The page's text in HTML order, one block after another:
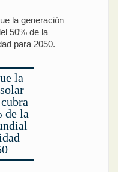
la generación
50% de la
para 2050.
la
de la